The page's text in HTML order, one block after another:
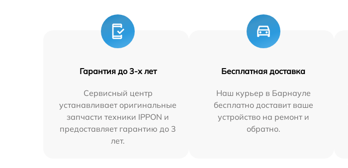
Гарантия до 3-х лет
Сервисный центр
устанавливает оригинальные
запчасти техники IPPON и
предоставляет гарантию до 3
лет.
Бесплатная доставка
Наш курьер в Барнауле
бесплатно доставит ваше
устройство на ремонт и
обратно.